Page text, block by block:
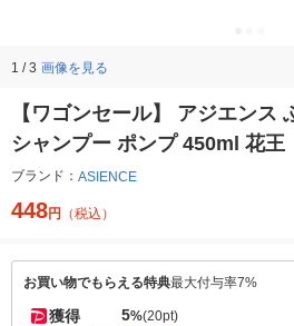
1 / 3 画像を見る
【ワゴンセール】 アジエンス
シャンプー ポンプ 450ml 花王
ブランド： ASIENCE
448円 （税込）
お買い物でもらえる特典最大付与率7%
獲得 5%(20pt)